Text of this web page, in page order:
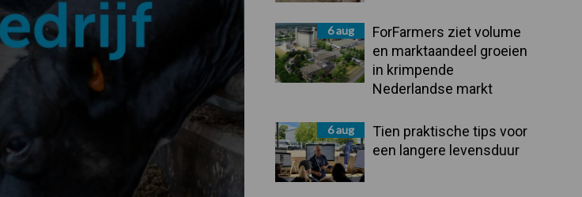
6 aug
ForFarmers ziet volume
en marktaandeel groeien
in krimpende
Nederlandse markt
6 aug
Tien praktische tips voor
een langere levensduur